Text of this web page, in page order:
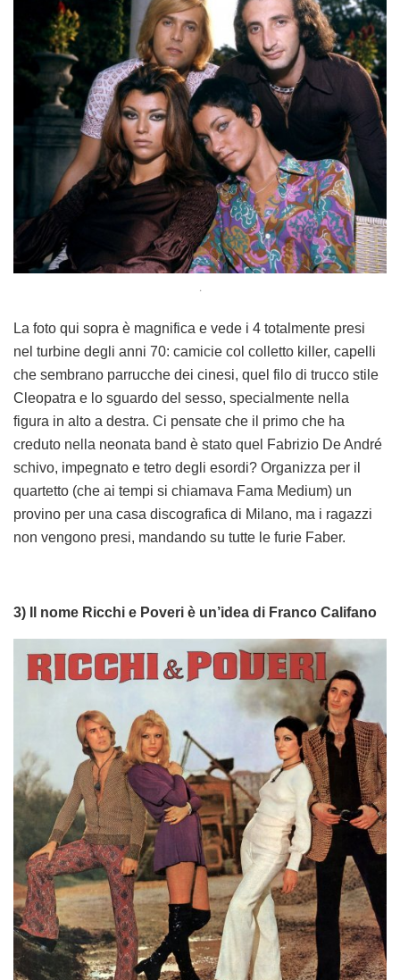
.
La foto qui sopra è magnifica e vede i 4 totalmente presi
nel turbine degli anni 70: camicie col colletto killer, capelli
che sembrano parrucche dei cinesi, quel filo di trucco stile
Cleopatra e lo sguardo del sesso, specialmente nella
figura in alto a destra. Ci pensate che il primo che ha
creduto nella neonata band è stato quel Fabrizio De André
schivo, impegnato e tetro degli esordi? Organizza per il
quartetto (che ai tempi si chiamava Fama Medium) un
provino per una casa discografica di Milano, ma i ragazzi
non vengono presi, mandando su tutte le furie Faber.
3) Il nome Ricchi e Poveri è un’idea di Franco Califano